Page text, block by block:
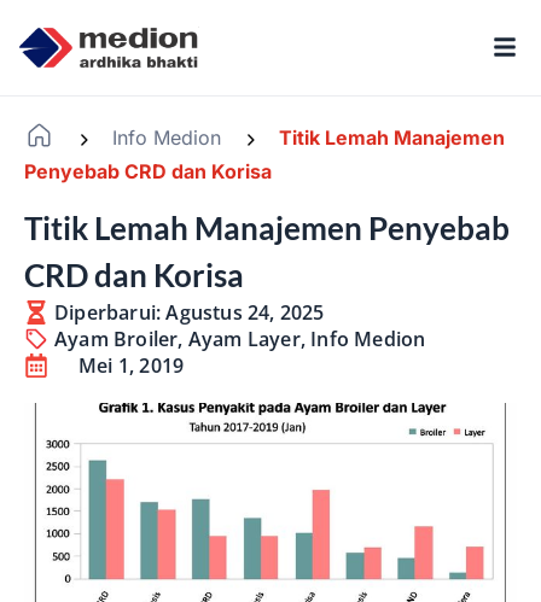
Info Medion
Titik Lemah Manajemen
Penyebab CRD dan Korisa
Titik Lemah Manajemen Penyebab
CRD dan Korisa
Diperbarui: Agustus 24, 2025
Ayam Broiler, Ayam Layer, Info Medion
Mei 1, 2019